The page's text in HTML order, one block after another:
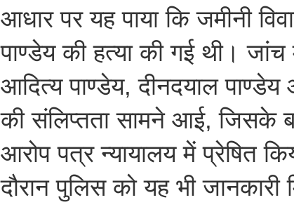
आधार पर यह पाया कि जमीनी
पाण्डेय की हत्या की गई थी। जांच
आदित्य पाण्डेय, दीनदयाल
की संलिप्तता सामने आई, जिसके
आरोप पत्र न्यायालय में प्रेषित
दौरान पुलिस को यह भी जानकारी